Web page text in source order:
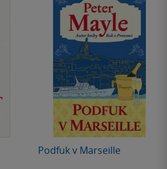
Podfuk v Marseille